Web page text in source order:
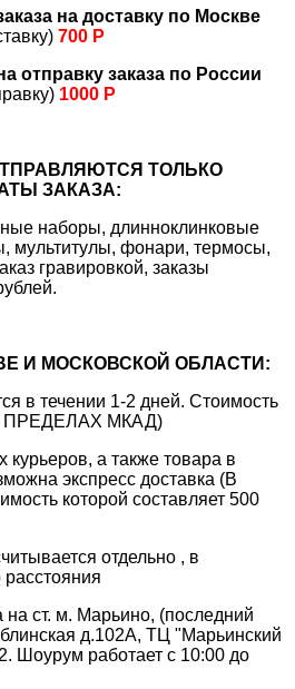
на доставку по Москве
700 Р
отправку заказа по России
1000 Р
ТОЛЬКО
ЗАКАЗА:
наборы, длинноклинковые
мультитулы, фонари, термосы,
гравировкой, заказы
И МОСКОВСКОЙ ОБЛАСТИ:
в течении 1-2 дней. Стоимость
ПРЕДЕЛАХ МКАД)
а также товара в
экспресс доставка (В
которой составляет 500
отдельно , в
ст. м. Марьино, (последний
д.102А, ТЦ "Марьинский
Шоурум работает с 10:00 до